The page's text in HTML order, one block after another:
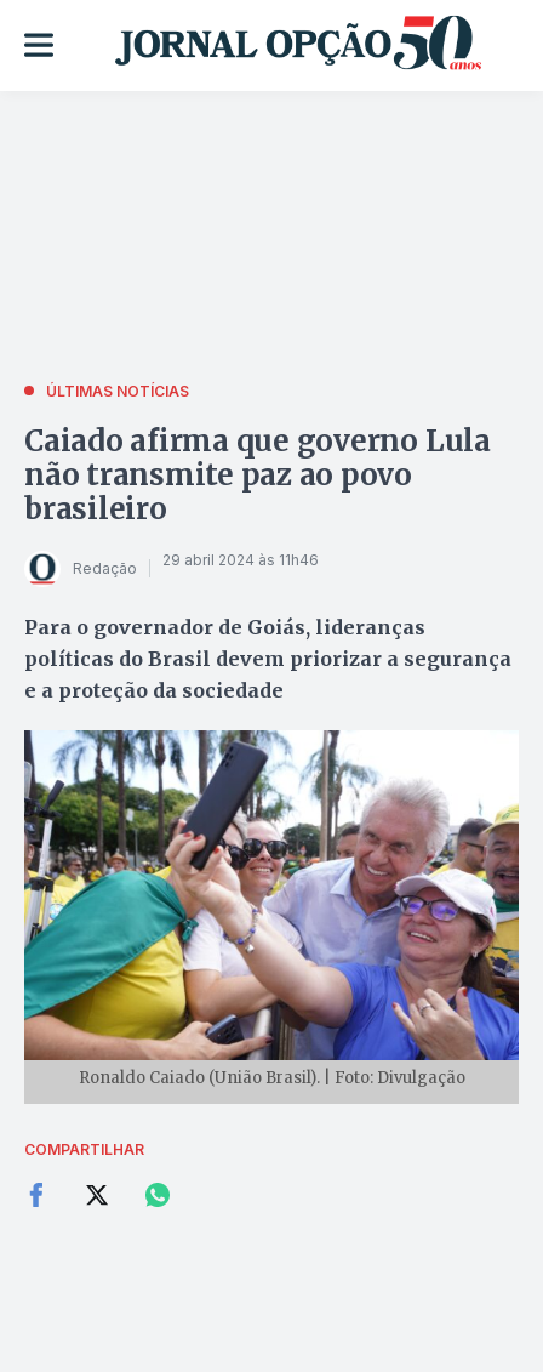
ÚLTIMAS NOTÍCIAS
Caiado afirma que governo Lula
não transmite paz ao povo
brasileiro
Redação 29 abril 2024 às 11h46
Para o governador de Goiás, lideranças
políticas do Brasil devem priorizar a segurança
e a proteção da sociedade
Ronaldo Caiado (União Brasil). | Foto: Divulgação
COMPARTILHAR